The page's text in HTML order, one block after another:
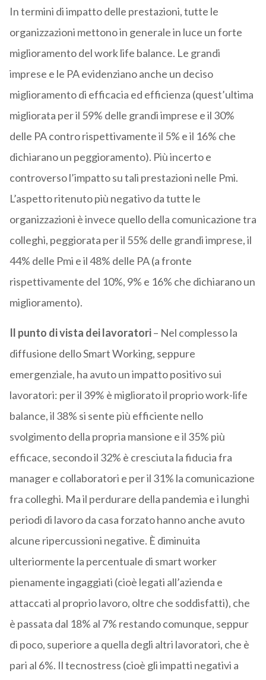
In termini di impatto delle prestazioni, tutte le
organizzazioni mettono in generale in luce un forte
miglioramento del work life balance. Le grandi
imprese e le PA evidenziano anche un deciso
miglioramento di efficacia ed efficienza (quest’ultima
migliorata per il 59% delle grandi imprese e il 30%
delle PA contro rispettivamente il 5% e il 16% che
dichiarano un peggioramento). Più incerto e
controverso l’impatto su tali prestazioni nelle Pmi.
L’aspetto ritenuto più negativo da tutte le
organizzazioni è invece quello della comunicazione tra
colleghi, peggiorata per il 55% delle grandi imprese, il
44% delle Pmi e il 48% delle PA (a fronte
rispettivamente del 10%, 9% e 16% che dichiarano un
miglioramento).
Il punto di vista dei lavoratori– Nel complesso la
diffusione dello Smart Working, seppure
emergenziale, ha avuto un impatto positivo sui
lavoratori: per il 39% è migliorato il proprio work-life
balance, il 38% si sente più efficiente nello
svolgimento della propria mansione e il 35% più
efficace, secondo il 32% è cresciuta la fiducia fra
manager e collaboratori e per il 31% la comunicazione
fra colleghi. Ma il perdurare della pandemia e i lunghi
periodi di lavoro da casa forzato hanno anche avuto
alcune ripercussioni negative. È diminuita
ulteriormente la percentuale di smart worker
pienamente ingaggiati (cioè legati all’azienda e
attaccati al proprio lavoro, oltre che soddisfatti), che
è passata dal 18% al 7% restando comunque, seppur
di poco, superiore a quella degli altri lavoratori, che è
pari al 6%. Il tecnostress (cioè gli impatti negativi a